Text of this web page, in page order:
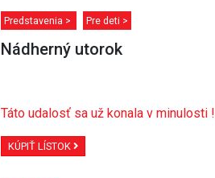
Predstavenia > Pre deti >
Nádherný utorok
Táto udalosť sa už konala v minulosti !
KÚPIŤ LÍSTOK